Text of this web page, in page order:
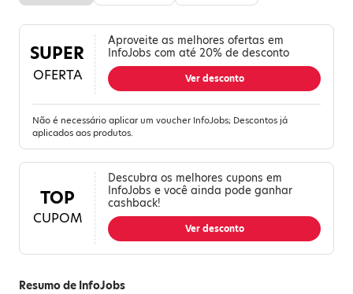
SUPER
OFERTA
Aproveite as melhores ofertas em
InfoJobs com até 20% de desconto
Ver desconto
Não é necessário aplicar um voucher InfoJobs; Descontos já
aplicados aos produtos.
TOP
CUPOM
Descubra os melhores cupons em
InfoJobs e você ainda pode ganhar
cashback!
Ver desconto
Resumo de InfoJobs